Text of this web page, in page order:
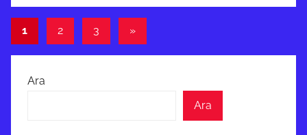
Yazı
sayfalaması
1 2 3
Sonraki
»
Ara
Ara